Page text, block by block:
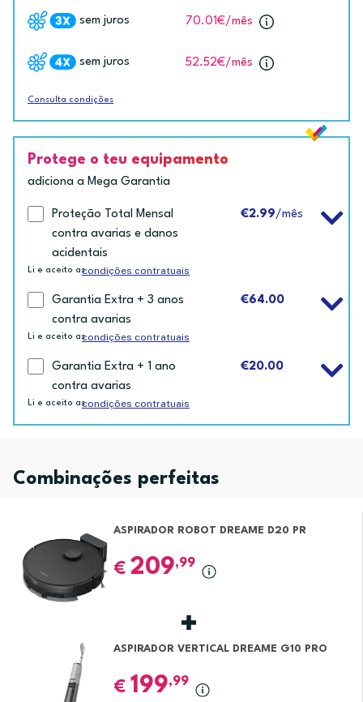
sem juros 70.01€/mês
sem juros 52.52€/mês
Consulta condições
Protege o teu equipamento
adiciona a Mega Garantia
Proteção Total Mensal
contra avarias e danos
acidentais
€2.99/mês
Li e aceito ascondições contratuais
Garantia Extra + 3 anos
contra avarias
€64.00
Li e aceito ascondições contratuais
Garantia Extra + 1 ano
contra avarias
€20.00
Li e aceito ascondições contratuais
Combinações perfeitas
ASPIRADOR ROBOT DREAME D20 PR
€ 209,99
ASPIRADOR VERTICAL DREAME G10 PRO
€ 199,99